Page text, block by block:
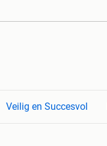
Veilig en Succesvol